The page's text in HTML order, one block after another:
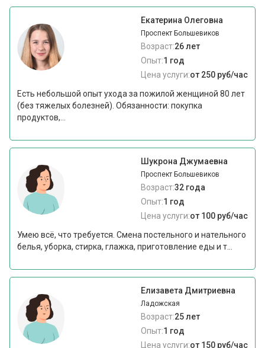
Екатерина Олеговна
Проспект Большевиков
Возраст:26 лет
Опыт:1 год
Цена услуги:от 250 руб/час
Есть небольшой опыт ухода за пожилой женщиной 80 лет
(без тяжелых болезней). Обязанности: покупка
продуктов,...
Шукрона Джумаевна
Проспект Большевиков
Возраст:32 года
Опыт:1 год
Цена услуги:от 100 руб/час
Умею всё, что требуется. Смена постельного и нательного
белья, уборка, стирка, глажка, приготовление еды и т...
Елизавета Дмитриевна
Ладожская
Возраст:25 лет
Опыт:1 год
Цена услуги:от 150 руб/час